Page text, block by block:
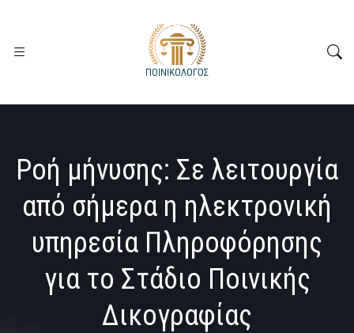
Ροή μήνυσης: Σε λειτουργία
από σήμερα η ηλεκτρονική
υπηρεσία Πληροφόρησης
για το Στάδιο Ποινικής
Δικογραφίας